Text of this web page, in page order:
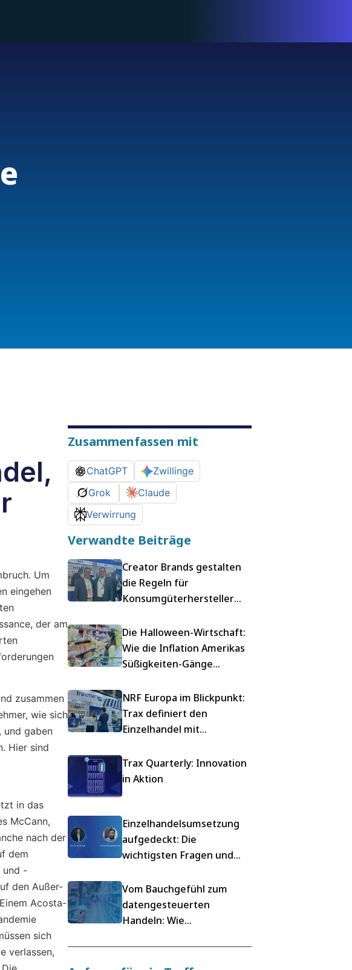
Um
eingehen
der am
zusammen
wie sich
und gaben
Hier sind
in das
McCann,
nach der
dem
und -
den Außer-
Acosta-
sich
verlassen,
Zusammenfassen mit
ChatGPT
Zwillinge
Grok
Claude
Verwirrung
Verwandte Beiträge
Creator Brands gestalten
die Regeln für
Konsumgüterhersteller
Die Halloween-Wirtschaft:
Wie die Inflation Amerikas
Süßigkeiten-Gänge
NRF Europa im Blickpunkt:
Trax definiert den
Einzelhandel mit
Trax Quarterly: Innovation
in Aktion
Einzelhandelsumsetzung
aufgedeckt: Die
wichtigsten Fragen und
Mondelez-Webinar
Vom Bauchgefühl zum
datengesteuerten
Handeln: Wie
Einzelhandel umgestaltet